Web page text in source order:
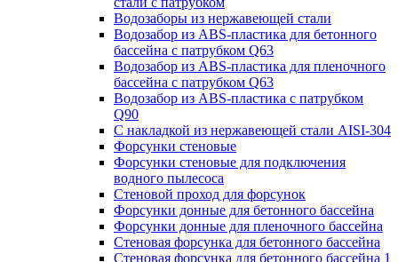
Водозаборы из нержавеющей стали
Водозабор из ABS-пластика для бетонного
бассейна с патрубком Q63
Водозабор из ABS-пластика для пленочного
бассейна с патрубком Q63
Водозабор из ABS-пластика с патрубком
Q90
С накладкой из нержавеющей стали AISI-304
Форсунки стеновые
Форсунки стеновые для подключения
водного пылесоса
Стеновой проход для форсунок
Форсунки донные для бетонного бассейна
Форсунки донные для пленочного бассейна
Стеновая форсунка для бетонного бассейна
Стеновая форсунка для бетонного бассейна 1